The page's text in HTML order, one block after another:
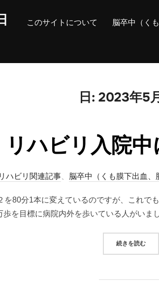
このサイトについて 脳卒中（く
日: 2023年5
リハビリ入院
リハビリ関連記事、 脳卒中（くも膜下出血、
を80分1本に変えているのですが、これで
歩を目標に病院内外を歩いている人がいま
続きを読む“リ